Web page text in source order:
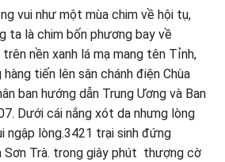
vui như một mùa chim về hội tụ,
ta là chim bốn phương bay về
nền xanh lá mạ mang tên Tỉnh,
tiến lên sân chánh điện Chùa
ban hướng dẫn Trung Ương và Ban
Dưới cái nắng xót da nhưng lòng
ngập lòng.3421 trại sinh đứng
Sơn Trà. trong giây phút thượng cờ